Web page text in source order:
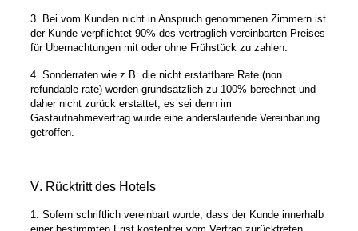
3. Bei vom Kunden nicht in Anspruch genommenen Zimmern ist
der Kunde verpflichtet 90% des vertraglich vereinbarten Preises
für Übernachtungen mit oder ohne Frühstück zu zahlen.
4. Sonderraten wie z.B. die nicht erstattbare Rate (non
refundable rate) werden grundsätzlich zu 100% berechnet und
daher nicht zurück erstattet, es sei denn im
Gastaufnahmevertrag wurde eine anderslautende Vereinbarung
getroffen.
Ⅴ. Rücktritt des Hotels
1. Sofern schriftlich vereinbart wurde, dass der Kunde innerhalb